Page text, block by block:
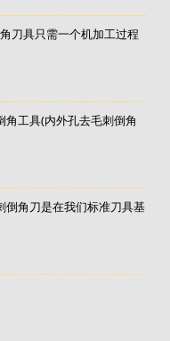
刀具只需一个机加工过程
角工具(内外孔去毛刺倒角
倒角刀是在我们标准刀具基